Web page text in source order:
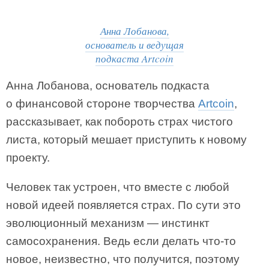
Анна Лобанова,
основатель и ведущая
подкаста Artcoin
Анна Лобанова, основатель подкаста
о финансовой стороне творчества Artcoin,
рассказывает, как побороть страх чистого
листа, который мешает приступить к новому
проекту.
Человек так устроен, что вместе с любой
новой идеей появляется страх. По сути это
эволюционный механизм — инстинкт
самосохранения. Ведь если делать что-то
новое, неизвестно, что получится, поэтому